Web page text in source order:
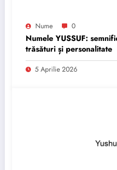
Nume 0
Numele YUSSUF:
trăsături și personalitate
5 Aprilie 2026